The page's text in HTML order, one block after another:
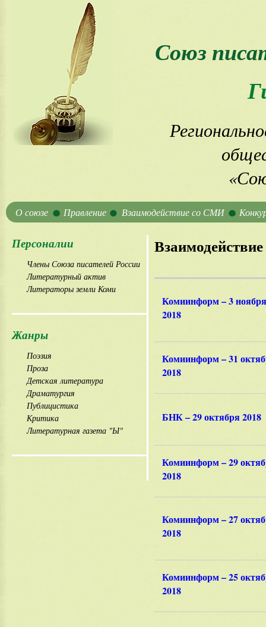
Союз
О союзе Правление Взаимодействие со СМИ
Персоналии
Члены Союза писателей России
Литературный актив
Литераторы земли Коми
Жанры
Поэзия
Проза
Детская литература
Драматургия
Публицистика
Критика
Литературная газета "Ы"
Комиинформ – 3 ноября
2018
Комиинформ – 31
2018
БНК – 29 октября 2018
Комиинформ – 29
2018
Комиинформ – 27
2018
Комиинформ – 25
2018